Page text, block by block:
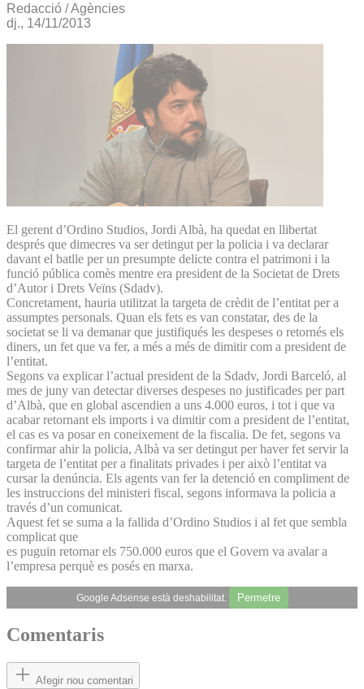
Redacció / Agències
dj., 14/11/2013
El gerent d’Ordino Studios, Jordi Albà, ha quedat en llibertat
després que dimecres va ser detingut per la policia i va declarar
davant el batlle per un presumpte delicte contra el patrimoni i la
funció pública comès mentre era president de la Societat de Drets
d’Autor i Drets Veïns (Sdadv).
Concretament, hauria utilitzat la targeta de crèdit de l’entitat per a
assumptes personals. Quan els fets es van constatar, des de la
societat se li va demanar que justifiqués les despeses o retornés els
diners, un fet que va fer, a més a més de dimitir com a president de
l’entitat.
Segons va explicar l’actual president de la Sdadv, Jordi Barceló, al
mes de juny van detectar diverses despeses no justificades per part
d’Albà, que en global ascendien a uns 4.000 euros, i tot i que va
acabar retornant els imports i va dimitir com a president de l’entitat,
el cas es va posar en coneixement de la fiscalia. De fet, segons va
confirmar ahir la policia, Albà va ser detingut per haver fet servir la
targeta de l’entitat per a finalitats privades i per això l’entitat va
cursar la denúncia. Els agents van fer la detenció en compliment de
les instruccions del ministeri fiscal, segons informava la policia a
través d’un comunicat.
Aquest fet se suma a la fallida d’Ordino Studios i al fet que sembla
complicat que
es puguin retornar els 750.000 euros que el Govern va avalar a
l’empresa perquè es posés en marxa.
Google Adsense està deshabilitat. Permetre
Comentaris
Afegir nou comentari